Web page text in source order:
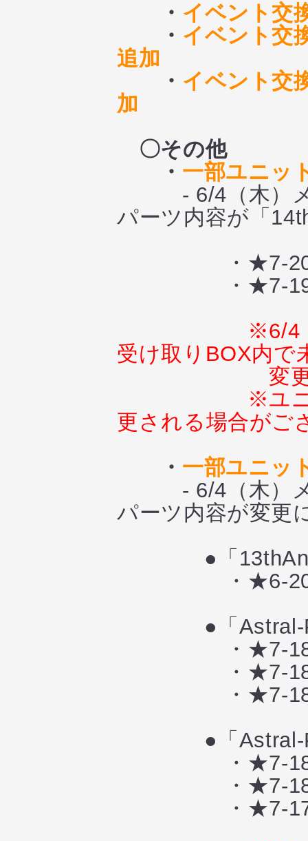
・ イベント交
・ イベント交
追加
・ イベント交
加
〇その他
・ 一部ユニッ
- 6/4（木）メ
パーツ内容が「
・★7-20 ガン
・★7-19 ジ
※6/4
受け取りBOX内で
変
※ユ
更される場合がご
・ 一部ユニッ
- 6/4（木）メ
パーツ内容が変更
●「
・★6-20（
●「Astral-
・★7-18 ガ
・★7-18
・★7-18 ウイ
●「Astral-
・★7-18 ガン
・★7-18 シ
・★7-17